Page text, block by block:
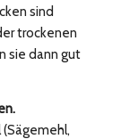
sind
trockenen
sie dann gut